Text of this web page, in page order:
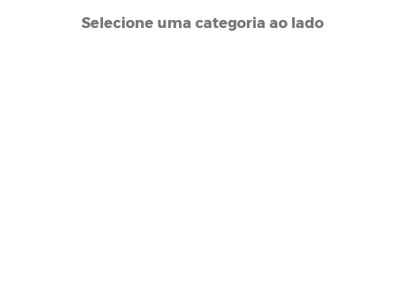
Selecione uma categoria ao lado